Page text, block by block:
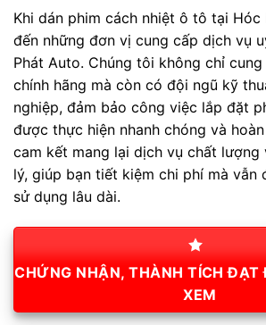
Khi dán phim cách nhiệt ô tô tại Hóc
đến những đơn vị cung cấp dịch vụ
Phát Auto. Chúng tôi không chỉ
chính hãng mà còn có đội ngũ kỹ
nghiệp, đảm bảo công việc lắp đặt
được thực hiện nhanh chóng và
cam kết mang lại dịch vụ chất lượng
lý, giúp bạn tiết kiệm chi phí mà vẫn
sử dụng lâu dài.
CHỨNG NHẬN, THÀNH TÍCH
XEM